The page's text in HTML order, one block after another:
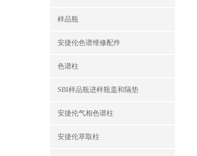
样品瓶
安捷伦色谱维修配件
色谱柱
SBI样品瓶进样瓶盖和隔垫
安捷伦气相色谱柱
安捷伦萃取柱